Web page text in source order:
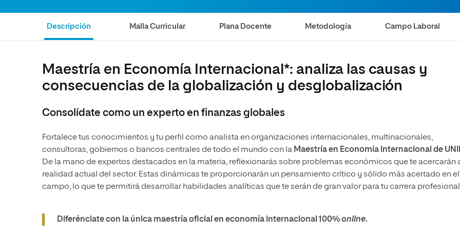
Música
Internacionales
Artes
Ciencias Políticas y Relaciones
Internacionales
Diseño
Ciencias Sociales y del Trabajo
Ciencias Criminológicas y de la
Marketing y Comunicación
Artes
Humanidades
Diseño
Ciencias Sociales y del Trabajo
Seguridad
Áreas de estudio
Descripción Malla Curricular Plana Docente Metodología Campo Laboral
Maestría en Economía Internacional*: analiza las causas y
consecuencias de la globalización y desglobalización
Consolídate como un experto en finanzas globales
Fortalece tus conocimientos y tu perfil como analista en organizaciones internacionales, multinacionales,
consultoras, gobiernos o bancos centrales de todo el mundo con la Maestría en Economía Internacional de
De la mano de expertos destacados en la materia, reflexionarás sobre problemas económicos que te acercarán
realidad actual del sector. Estas dinámicas te proporcionarán un pensamiento crítico y sólido más acertado en el
campo, lo que te permitirá desarrollar habilidades analíticas que te serán de gran valor para tu carrera
Diferénciate con la única maestría oficial en economía internacional 100%online.